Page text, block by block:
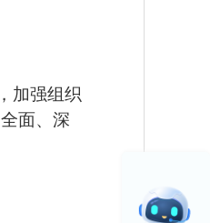
加强组织
面、深